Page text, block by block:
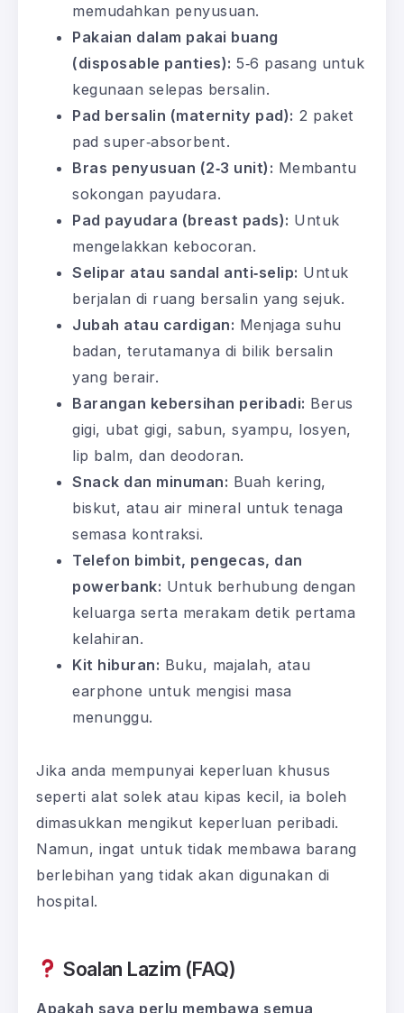
memudahkan penyusuan.
Pakaian dalam pakai buang
(disposable panties): 5‑6 pasang untuk
kegunaan selepas bersalin.
Pad bersalin (maternity pad): 2 paket
pad super‑absorbent.
Bras penyusuan (2‑3 unit): Membantu
sokongan payudara.
Pad payudara (breast pads): Untuk
mengelakkan kebocoran.
Selipar atau sandal anti‑selip: Untuk
berjalan di ruang bersalin yang sejuk.
Jubah atau cardigan: Menjaga suhu
badan, terutamanya di bilik bersalin
yang berair.
Barangan kebersihan peribadi: Berus
gigi, ubat gigi, sabun, syampu, losyen,
lip balm, dan deodoran.
Snack dan minuman: Buah kering,
biskut, atau air mineral untuk tenaga
semasa kontraksi.
Telefon bimbit, pengecas, dan
powerbank: Untuk berhubung dengan
keluarga serta merakam detik pertama
kelahiran.
Kit hiburan: Buku, majalah, atau
earphone untuk mengisi masa
menunggu.
Jika anda mempunyai keperluan khusus
seperti alat solek atau kipas kecil, ia boleh
dimasukkan mengikut keperluan peribadi.
Namun, ingat untuk tidak membawa barang
berlebihan yang tidak akan digunakan di
hospital.
Soalan Lazim (FAQ)
Apakah saya perlu membawa semua